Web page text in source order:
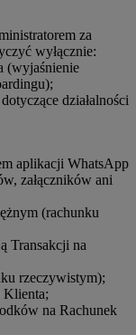
za
wyłącznie:
(wyjaśnienie
działalności
aplikacji WhatsApp
załączników ani
(rachunku
Transakcji na
rzeczywistym);
Klienta;
na Rachunek